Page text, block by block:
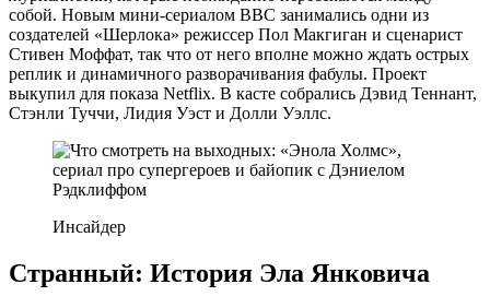
собой. Новым мини-сериалом BBC занимались одни из
создателей «Шерлока» режиссер Пол Макгиган и сценарист
Стивен Моффат, так что от него вполне можно ждать острых
реплик и динамичного разворачивания фабулы. Проект
выкупил для показа Netflix. В касте собрались Дэвид Теннант,
Стэнли Туччи, Лидия Уэст и Долли Уэллс.
Инсайдер
Странный: История Эла Янковича